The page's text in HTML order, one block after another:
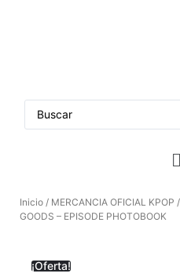
Inicio / MERCANCIA OFICIAL KPOP
GOODS – EPISODE PHOTOBOOK
¡Oferta!